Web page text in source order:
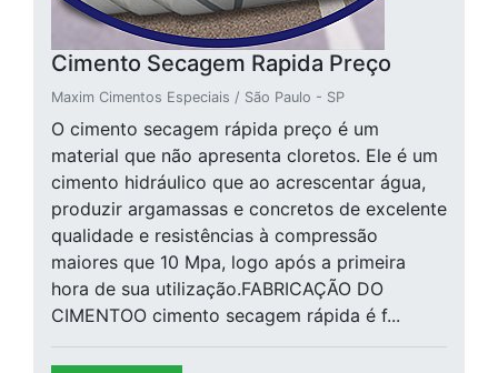
Cimento Secagem Rapida Preço
Maxim Cimentos Especiais / São Paulo - SP
O cimento secagem rápida preço é um
material que não apresenta cloretos. Ele é um
cimento hidráulico que ao acrescentar água,
produzir argamassas e concretos de excelente
qualidade e resistências à compressão
maiores que 10 Mpa, logo após a primeira
hora de sua utilização.FABRICAÇÃO DO
CIMENTOO cimento secagem rápida é f...